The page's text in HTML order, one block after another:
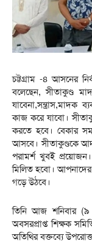
চট্টগ্রাম -৪ আসনের
বলেছেন, সীতাকুণ্ড
কাজ করে যাবো।
করতে হবে। বেকার
আসবে। সীতাকুণ্ডকে
পরামর্শ খুবই
মিলিত হবো। আপনাদের
গড়ে উঠবে।
তিনি আজ শনিবার (৯
অবসরপ্রাপ্ত শিক্ষক
অতিথির বক্তব্যে